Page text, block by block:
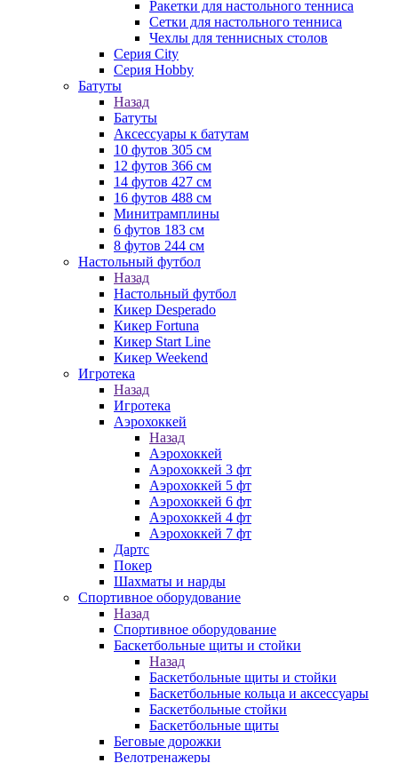
Ракетки для настольного тенниса
Сетки для настольного тенниса
Чехлы для теннисных столов
Серия City
Серия Hobby
Батуты
Назад
Батуты
Аксессуары к батутам
10 футов 305 см
12 футов 366 см
14 футов 427 см
16 футов 488 см
Минитрамплины
6 футов 183 см
8 футов 244 см
Настольный футбол
Назад
Настольный футбол
Кикер Desperado
Кикер Fortuna
Кикер Start Line
Кикер Weekend
Игротека
Назад
Игротека
Аэрохоккей
Назад
Аэрохоккей
Аэрохоккей 3 фт
Аэрохоккей 5 фт
Аэрохоккей 6 фт
Аэрохоккей 4 фт
Аэрохоккей 7 фт
Дартс
Покер
Шахматы и нарды
Спортивное оборудование
Назад
Спортивное оборудование
Баскетбольные щиты и стойки
Назад
Баскетбольные щиты и стойки
Баскетбольные кольца и аксессуары
Баскетбольные стойки
Баскетбольные щиты
Беговые дорожки
Велотренажеры